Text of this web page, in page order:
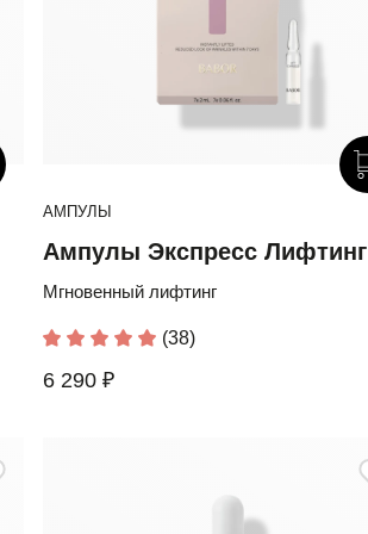
АМПУЛЫ
Ампулы Экспресс Лифтинг
Мгновенный лифтинг
(38)
6 290 ₽